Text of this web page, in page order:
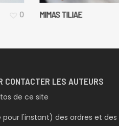
0 MIMAS TILIAE
CONTACTER LES AUTEURS
de ce site
l'instant) des ordres et des